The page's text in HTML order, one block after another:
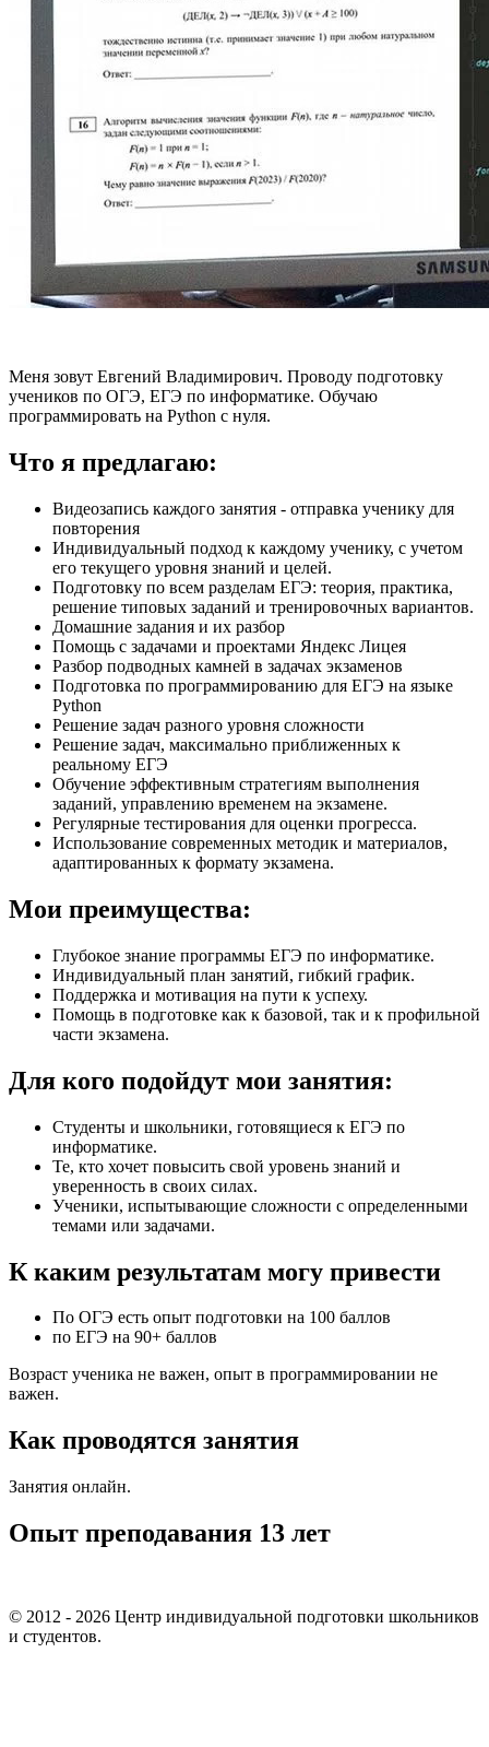
Меня зовут Евгений Владимирович. Проводу подготовку
учеников по ОГЭ, ЕГЭ по информатике. Обучаю
программировать на Python с нуля.
Что я предлагаю:
Видеозапись каждого занятия - отправка ученику для
повторения
Индивидуальный подход к каждому ученику, с учетом
его текущего уровня знаний и целей.
Подготовку по всем разделам ЕГЭ: теория, практика,
решение типовых заданий и тренировочных вариантов.
Домашние задания и их разбор
Помощь с задачами и проектами Яндекс Лицея
Разбор подводных камней в задачах экзаменов
Подготовка по программированию для ЕГЭ на языке
Python
Решение задач разного уровня сложности
Решение задач, максимально приближенных к
реальному ЕГЭ
Обучение эффективным стратегиям выполнения
заданий, управлению временем на экзамене.
Регулярные тестирования для оценки прогресса.
Использование современных методик и материалов,
адаптированных к формату экзамена.
Мои преимущества:
Глубокое знание программы ЕГЭ по информатике.
Индивидуальный план занятий, гибкий график.
Поддержка и мотивация на пути к успеху.
Помощь в подготовке как к базовой, так и к профильной
части экзамена.
Для кого подойдут мои занятия:
Студенты и школьники, готовящиеся к ЕГЭ по
информатике.
Те, кто хочет повысить свой уровень знаний и
уверенность в своих силах.
Ученики, испытывающие сложности с определенными
темами или задачами.
К каким результатам могу привести
По ОГЭ есть опыт подготовки на 100 баллов
по ЕГЭ на 90+ баллов
Возраст ученика не важен, опыт в программировании не
важен.
Как проводятся занятия
Занятия онлайн.
Опыт преподавания 13 лет
© 2012 - 2026 Центр индивидуальной подготовки школьников
и студентов.